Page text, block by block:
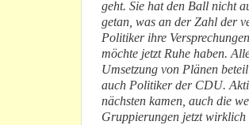
geht. Sie hat den Ball nicht
getan, was an der Zahl der
Politiker ihre
möchte jetzt Ruhe haben.
Umsetzung von Plänen
auch Politiker der CDU.
nächsten kamen, auch die
Gruppierungen jetzt wirklich